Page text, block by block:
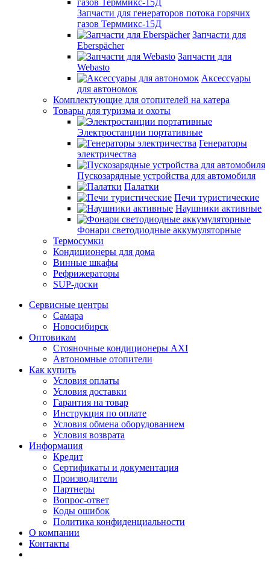
Запчасти для генераторов потока горячих
газов Терммикс-15Д
Запчасти для
Eberspächer
Запчасти для
Webasto
Аксессуары
для автономок
Комплектующие для отопителей на катера
Товары для туризма и охоты
Электростанции портативные
Генераторы
электричества
Пускозарядные устройства для автомобиля
Палатки
Печи туристические
Наушники активные
Фонари светодиодные аккумуляторные
Термосумки
Кондиционеры для дома
Винные шкафы
Рефрижераторы
SUP-доски
Сервисные центры
Самара
Новосибирск
Оптовикам
Стояночные кондиционеры AXI
Автономные отопители
Как купить
Условия оплаты
Условия доставки
Гарантия на товар
Инструкция по оплате
Условия обмена оборудованием
Условия возврата
Информация
Кредит
Сертификаты и документация
Производители
Партнеры
Вопрос-ответ
Коды ошибок
Политика конфиденциальности
О компании
Контакты